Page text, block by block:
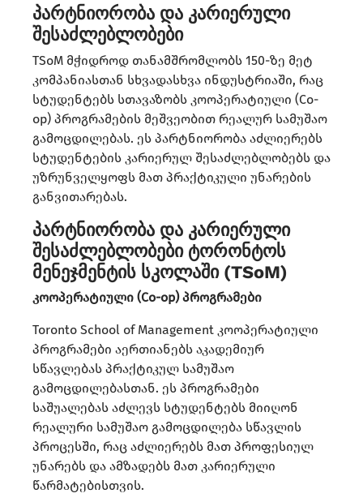
პარტნიორობა და კარიერული
შესაძლებლობები
TSoM მჭიდროდ თანამშრომლობს 150-ზე მეტ
კომპანიასთან სხვადასხვა ინდუსტრიაში, რაც
სტუდენტებს სთავაზობს კოოპერატიული (Co-
op) პროგრამების მეშვეობით რეალურ სამუშაო
გამოცდილებას. ეს პარტნიორობა აძლიერებს
სტუდენტების კარიერულ შესაძლებლობებს და
უზრუნველყოფს მათ პრაქტიკული უნარების
განვითარებას. ​
პარტნიორობა და კარიერული
შესაძლებლობები ტორონტოს
მენეჯმენტის სკოლაში (TSoM)
კოოპერატიული (Co-op) პროგრამები
Toronto School of Management კოოპერატიული
პროგრამები აერთიანებს აკადემიურ
სწავლებას პრაქტიკულ სამუშაო
გამოცდილებასთან. ეს პროგრამები
საშუალებას აძლევს სტუდენტებს მიიღონ
რეალური სამუშაო გამოცდილება სწავლის
პროცესში, რაც აძლიერებს მათ პროფესიულ
უნარებს და ამზადებს მათ კარიერული
წარმატებისთვის.​